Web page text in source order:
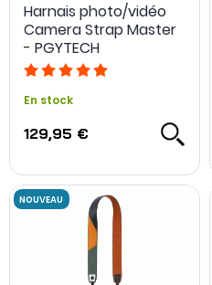
Harnais photo/vidéo
Camera Strap Master
- PGYTECH
En stock
129,95 €